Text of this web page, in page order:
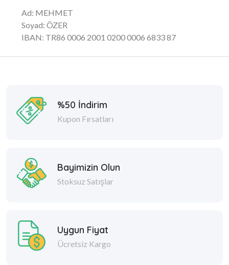
Ad: MEHMET
Soyad: ÖZER
IBAN: TR86 0006 2001 0200 0006 6833 87
%50 İndirim
Kupon Fırsatları
Bayimizin Olun
Stoksuz Satışlar
Uygun Fiyat
Ücretsiz Kargo